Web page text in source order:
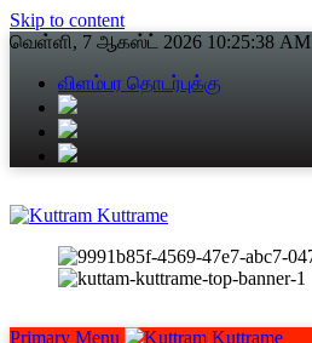
Skip to content
வெள்ளி, 7 ஆகஸ்ட் 2026 10:25:39 AM
விளம்பர தொடர்புக்கு
Primary Menu